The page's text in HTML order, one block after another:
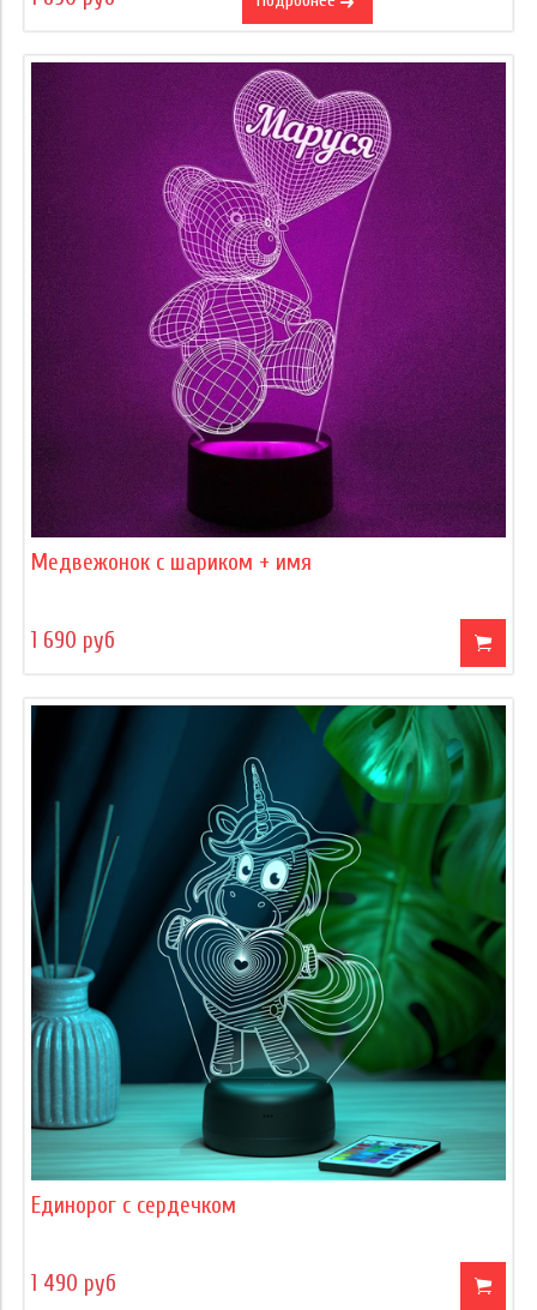
Медвежонок с шариком + имя
1 690 руб
Единорог с сердечком
1 490 руб